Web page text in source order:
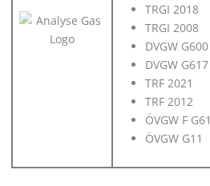
TRGI 2018
TRGI 2008
DVGW G600
DVGW G617
TRF 2021
TRF 2012
ÖVGW F G61
ÖVGW G11